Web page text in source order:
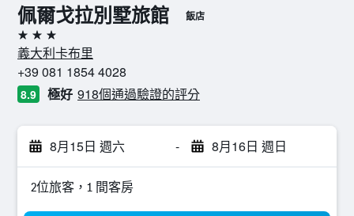
佩爾戈拉別墅旅館 飯店
3星級
義大利卡布里
+39 081 1854 4028
8.9 極好 918個通過驗證的評分
8月15日 週六 - 8月16日 週日
2位旅客，1 間客房